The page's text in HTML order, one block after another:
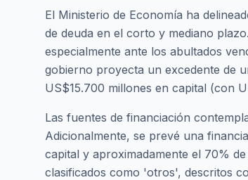
El Ministerio de Economía ha
de deuda en el corto y mediano
especialmente ante los abultados
gobierno proyecta un excedente de
US$15.700 millones en capital (con
Las fuentes de financiación
Adicionalmente, se prevé una
capital y aproximadamente el 70%
clasificados como 'otros', descritos